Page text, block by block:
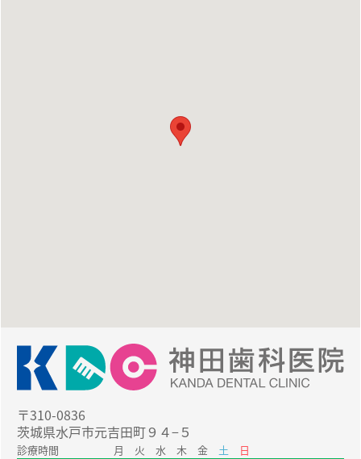
〒310-0836
茨城県水戸市元吉田町９４−５
診療時間 月 火 水 木 金 土
日